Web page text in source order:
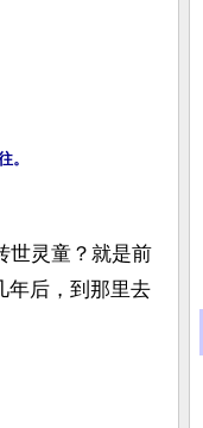
。
世灵童？就是前
年后，到那里去